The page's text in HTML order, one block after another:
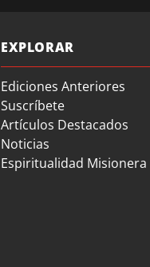
EXPLORAR
Ediciones Anteriores
Suscríbete
Artículos Destacados
Noticias
Espiritualidad Misionera